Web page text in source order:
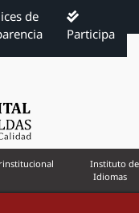
de
Participa
Instituto de
Idiomas